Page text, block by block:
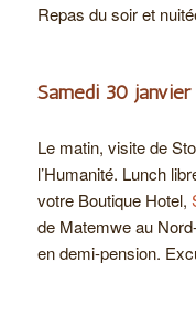
Repas du soir et
Samedi 30
Le matin, visite de
l’Humanité. Lunch
votre Boutique Hotel,
de Matemwe au
en demi-pension.